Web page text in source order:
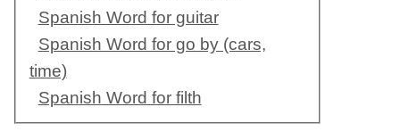
Spanish Word for guitar
Spanish Word for go by (cars,
time)
Spanish Word for filth